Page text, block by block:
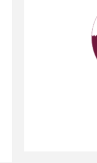
Le Hamas